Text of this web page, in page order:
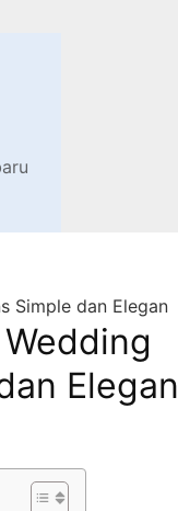
Simple dan Elegan
Elegan